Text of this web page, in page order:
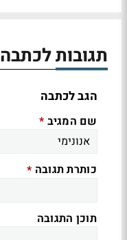
תגובות לכתבה
הגב לכתבה
שם המגיב *
כותרת תגובה *
תוכן התגובה